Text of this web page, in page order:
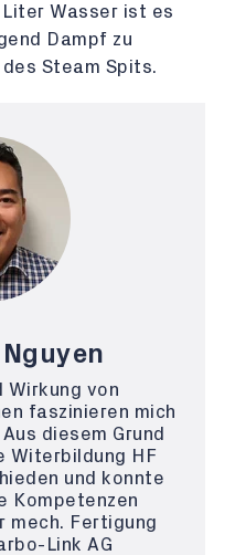
Wasser ist es
Dampf zu
Steam Spits.
Wirkung von
faszinieren mich
diesem Grund
Witerbildung HF
und konnte
Kompetenzen
mech. Fertigung
Link AG